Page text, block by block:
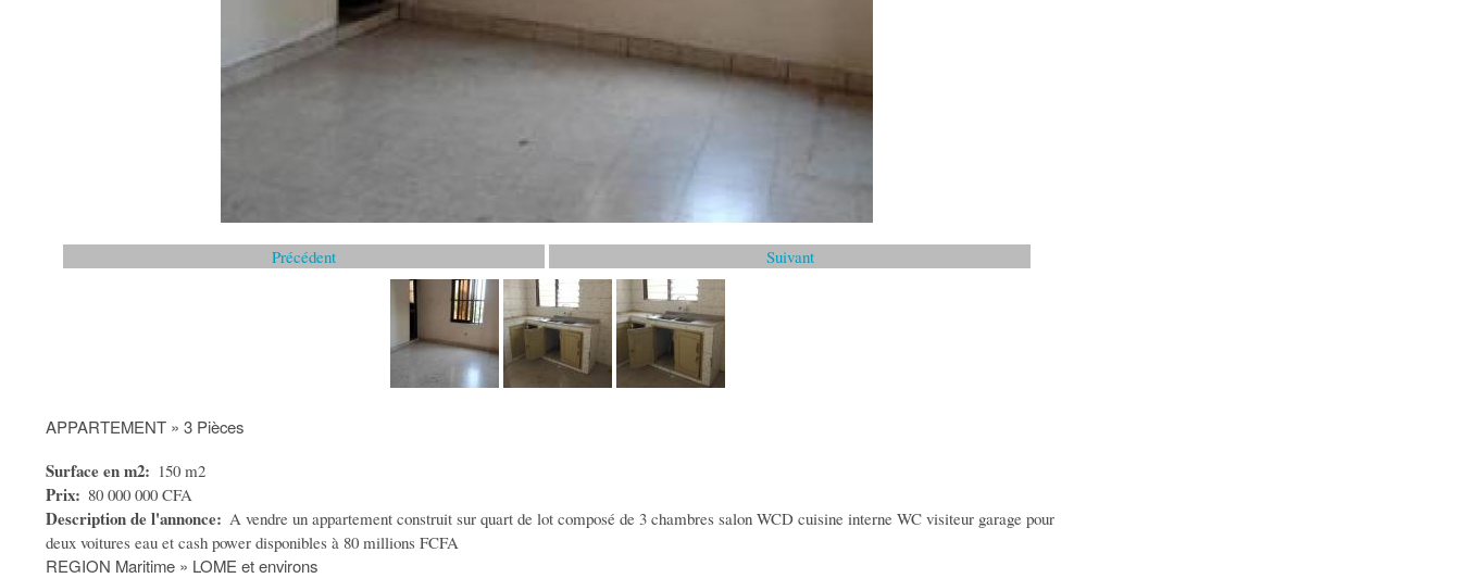
Précédent Suivant
APPARTEMENT » 3 Pièces
Surface en m2 150 m2
Prix 80 000 000 CFA
Description de l'annonce
A vendre un appartement construit sur quart de lot composé de 3 chambres salon WCD cuisine interne WC visiteur garage pour
deux voitures eau et cash power disponibles à 80 millions FCFA
REGION Maritime » LOME et environs